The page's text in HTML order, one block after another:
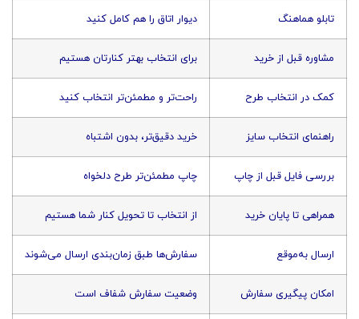
تابلو هماهنگ دیوار اتاق را هم کامل کنید
مشاوره قبل از خرید برای انتخاب بهتر کنارتان هستیم
کمک در انتخاب طرح راحت‌تر و مطمئن‌تر انتخاب کنید
راهنمای انتخاب سایز خرید دقیق‌تر، بدون اشتباه
بررسی فایل قبل از چاپ چاپ مطمئن‌تر طرح دلخواه
همراهی تا پایان خرید از انتخاب تا تحویل کنار شما هستیم
ارسال به‌موقع سفارش‌ها طبق زمان‌بندی ارسال می‌شوند
امکان پیگیری سفارش وضعیت سفارش شفاف است